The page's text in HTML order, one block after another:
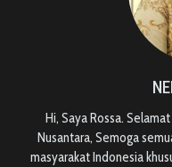
Hi, Saya Rossa.
Nusantara, Semoga
masyarakat Indonesia